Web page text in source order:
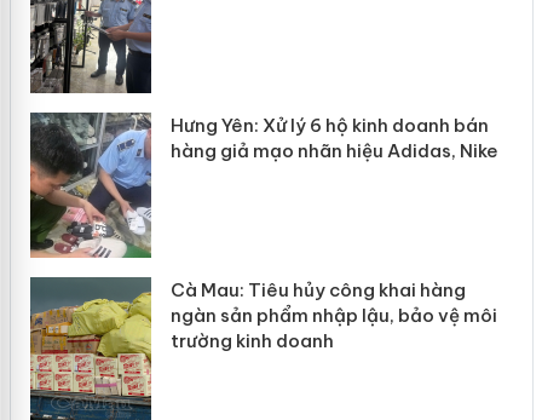
Hưng Yên: Xử lý 6 hộ kinh doanh bán
hàng giả mạo nhãn hiệu Adidas, Nike
Cà Mau: Tiêu hủy công khai hàng
ngàn sản phẩm nhập lậu, bảo vệ môi
trường kinh doanh